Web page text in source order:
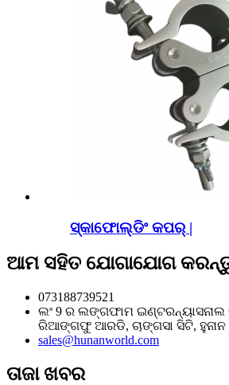
ସ୍କାଫୋଲ୍ଡିଂ କପର୍ |
ଆମ ସହିତ ଯୋଗାଯୋଗ
073188739521
ଲଂ 9 ର ଲଙ୍ଗଫାମ ଇଣ୍ଟରନ୍ୟାସନାଲ
ରିଆଙ୍ଗଫୁ ଆରଡି, ଚାଙ୍ଗସା ସିଟି, ହୁନାନ
sales@hunanworld.com
ତାଜା ଖବର